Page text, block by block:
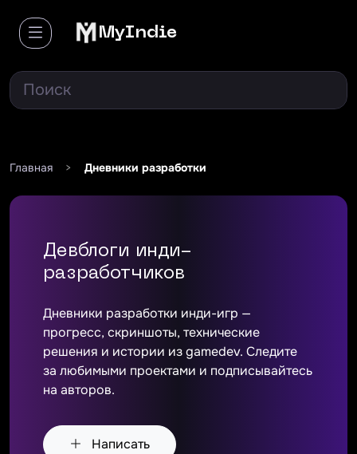
MyIndie
Главная > Дневники разработки
Девблоги инди-
разработчиков
Дневники разработки инди-игр —
прогресс, скриншоты, технические
решения и истории из gamedev. Следите
за любимыми проектами и подписывайтесь
на авторов.
Написать